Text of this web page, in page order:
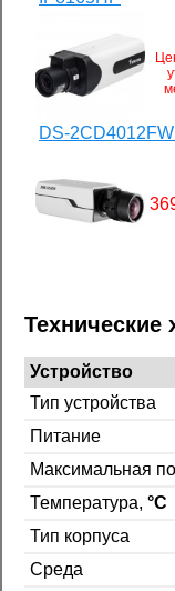
DS-
Технические
Устройство
Тип устройства
Питание
Максимальная
Температура, °C
Тип корпуса
Среда